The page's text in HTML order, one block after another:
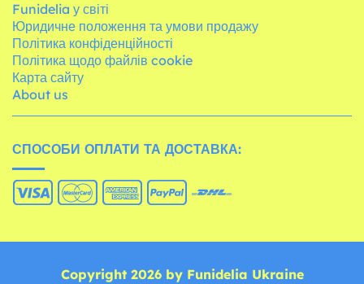
Funidelia у світі
Юридичне положення та умови продажу
Політика конфіденційності
Політика щодо файлів cookie
Карта сайту
About us
СПОСОБИ ОПЛАТИ ТА ДОСТАВКА:
Copyright 2026 by Funidelia Ukraine